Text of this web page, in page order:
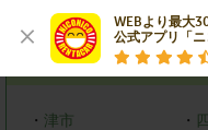
WEBより最大
公式アプリ「ニ
エリアで探す
三重県
・ 津市 ・